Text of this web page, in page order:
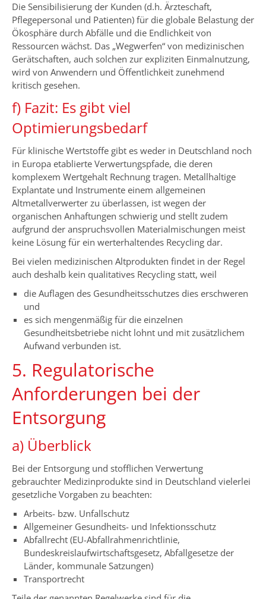
Die Sensibilisierung der Kunden (d.h. Ärzteschaft,
Pflegepersonal und Patienten) für die globale Belastung der
Ökosphäre durch Abfälle und die Endlichkeit von
Ressourcen wächst. Das „Wegwerfen“ von medizinischen
Gerätschaften, auch solchen zur expliziten Einmalnutzung,
wird von Anwendern und Öffentlichkeit zunehmend
kritisch gesehen.
f) Fazit: Es gibt viel
Optimierungsbedarf
Für klinische Wertstoffe gibt es weder in Deutschland noch
in Europa etablierte Verwertungspfade, die deren
komplexem Wertgehalt Rechnung tragen. Metallhaltige
Explantate und Instrumente einem allgemeinen
Altmetallverwerter zu überlassen, ist wegen der
organischen Anhaftungen schwierig und stellt zudem
aufgrund der anspruchsvollen Materialmischungen meist
keine Lösung für ein werterhaltendes Recycling dar.
Bei vielen medizinischen Altprodukten findet in der Regel
auch deshalb kein qualitatives Recycling statt, weil
die Auflagen des Gesundheitsschutzes dies erschweren
und
es sich mengenmäßig für die einzelnen
Gesundheitsbetriebe nicht lohnt und mit zusätzlichem
Aufwand verbunden ist.
5. Regulatorische
Anforderungen bei der
Entsorgung
a) Überblick
Bei der Entsorgung und stofflichen Verwertung
gebrauchter Medizinprodukte sind in Deutschland vielerlei
gesetzliche Vorgaben zu beachten:
Arbeits- bzw. Unfallschutz
Allgemeiner Gesundheits- und Infektionsschutz
Abfallrecht (EU-Abfallrahmenrichtlinie,
Bundeskreislaufwirtschaftsgesetz, Abfallgesetze der
Länder, kommunale Satzungen)
Transportrecht